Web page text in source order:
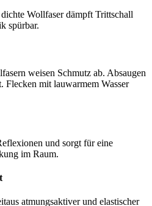
Wollfaser dämpft Trittschall
spürbar.
weisen Schmutz ab. Absaugen
mit lauwarmem Wasser
und sorgt für eine
im Raum.
atmungsaktiver und elastischer